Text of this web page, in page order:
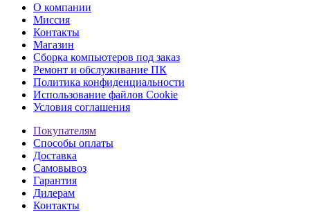
О компании
Миссия
Контакты
Магазин
Сборка компьютеров под заказ
Ремонт и обслуживание ПК
Политика конфиденциальности
Использование файлов Cookie
Условия соглашения
Покупателям
Способы оплаты
Доставка
Самовывоз
Гарантия
Дилерам
Контакты